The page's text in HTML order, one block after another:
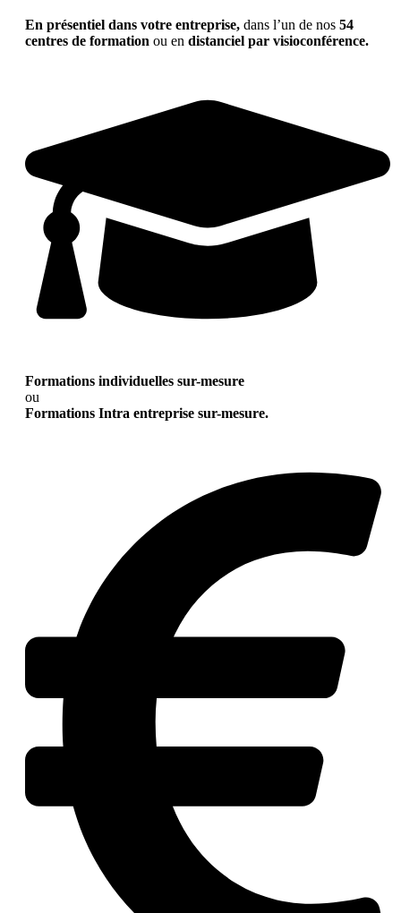
En présentiel dans votre entreprise, dans l’un de nos 54
centres de formation ou en distanciel par visioconférence.
Formations individuelles sur-mesure
ou
Formations Intra entreprise sur-mesure.